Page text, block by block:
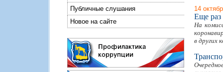
Публичные слушания
Новое на сайте
14
Еще
На
в других